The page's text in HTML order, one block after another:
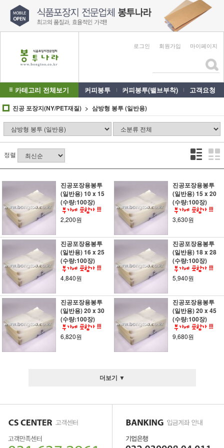
로그인 회원가입 마이페이지
카테고리 전체보기 커피봉투 커피봉투(밸브부착) 고객요청
진공 포장지(NY/PET재질) 삼방형 봉투 (일반용)
정렬
진공포장용봉투
(일반용) 10 x 15
(수량:100장)
2,200원
진공포장용봉투
(일반용) 15 x 20
(수량:100장)
3,630원
진공포장용봉투
(일반용) 16 x 25
(수량:100장)
4,840원
진공포장용봉투
(일반용) 18 x 28
(수량:100장)
5,940원
진공포장용봉투
(일반용) 20 x 30
(수량:100장)
6,820원
진공포장용봉투
(일반용) 20 x 45
(수량:100장)
9,680원
더보기 ▼